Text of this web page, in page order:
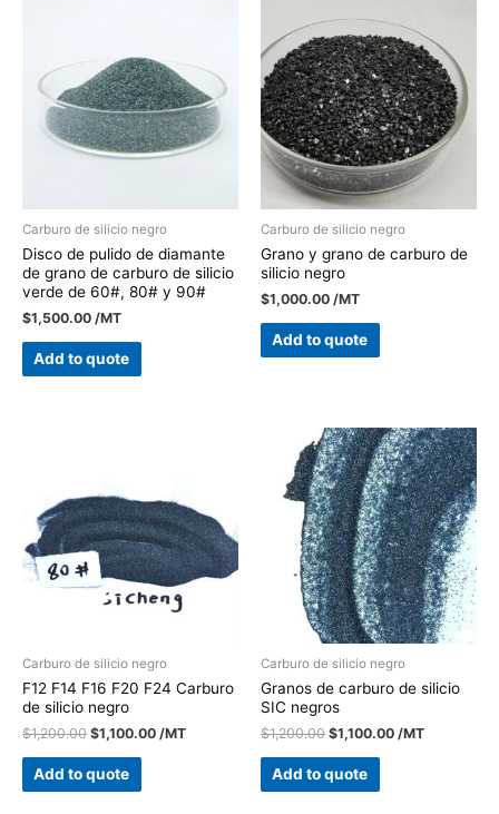
Carburo de silicio negro
Disco de pulido de diamante
de grano de carburo de silicio
verde de 60#, 80# y 90#
$1,500.00 /MT
Add to quote
Carburo de silicio negro
Grano y grano de carburo de
silicio negro
$1,000.00 /MT
Add to quote
Carburo de silicio negro
F12 F14 F16 F20 F24 Carburo
de silicio negro
$1,200.00 $1,100.00 /MT
Add to quote
Carburo de silicio negro
Granos de carburo de silicio
SIC negros
$1,200.00 $1,100.00 /MT
Add to quote